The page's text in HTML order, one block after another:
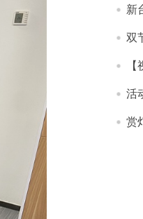
新
双
活
赏